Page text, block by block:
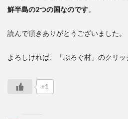
鮮半島の2つの国なのです。
読んで頂きありがとうございました。
よろしければ、「ぶろぐ村」のクリ
+1